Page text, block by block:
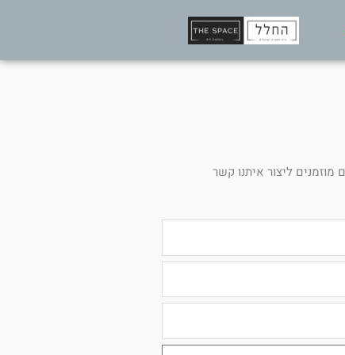
מוזמנים ליצור איתנו קשר